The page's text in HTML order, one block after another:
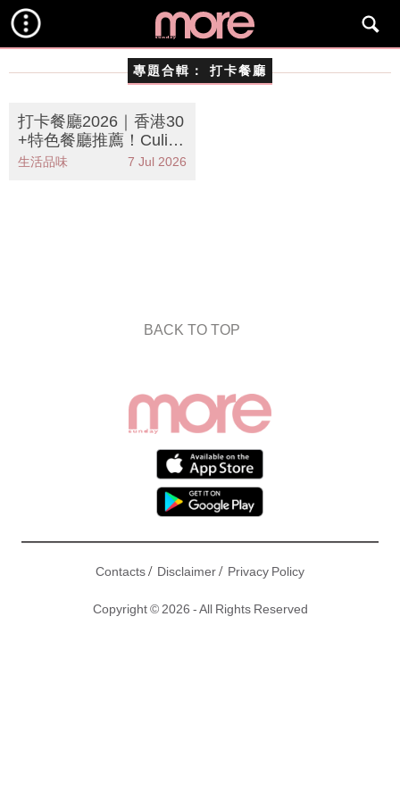
專題合輯： 打卡餐廳
打卡餐廳2026｜香港30
+特色餐廳推薦！Culin
Art 1862中西匯聚菜單/
生活品味 7 Jul 2026
BACK TO TOP
Contacts/ Disclaimer/ Privacy Policy
Copyright © 2026 - All Rights Reserved